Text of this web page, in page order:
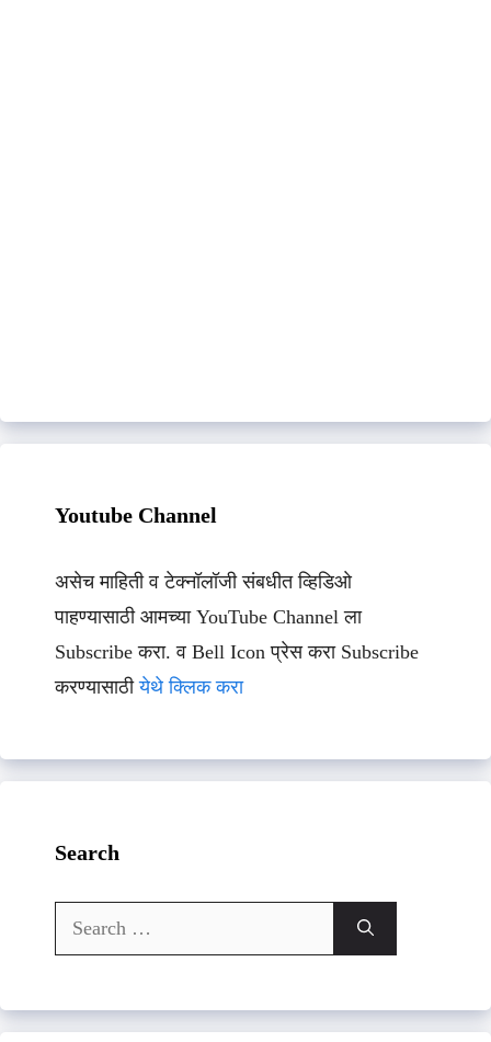
Youtube Channel
असेच माहिती व टेक्नॉलॉजी संबधीत व्हिडिओ
पाहण्यासाठी आमच्या YouTube Channel ला
Subscribe करा. व Bell Icon प्रेस करा Subscribe
करण्यासाठीयेथे क्लिक करा
Search
Search
for: